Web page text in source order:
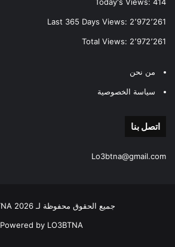
Last 365 Days Views: 2٬972٬261
Total Views: 2٬972٬261
من نحن
سياسة الخصوصية
اتصل بنا
Lo3btna@gmail.com
جميع الحقوق محفوظة لـ Lo3BTNA 2026 ©
Powered by LO3BTNA